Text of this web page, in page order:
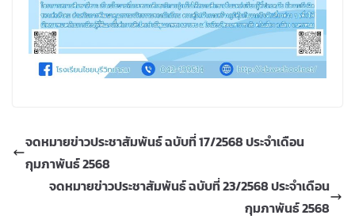
จดหมายข่าวประชาสัมพันธ์ ฉบับที่ 17/2568 ประจำเดือน
กุมภาพันธ์ 2568
จดหมายข่าวประชาสัมพันธ์ ฉบับที่ 23/2568 ประจำเดือน
กุมภาพันธ์ 2568